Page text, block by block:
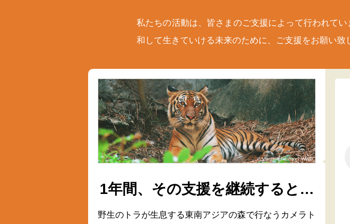
私たちの活動は、皆さまのご支援によって行われて
和して生きていける未来のために、ご支援をお願い致
© Vladimir Filonov / WWF
1年間、その支援を継続すると…
野生のトラが生息する東南アジアの森で行なう カメラト